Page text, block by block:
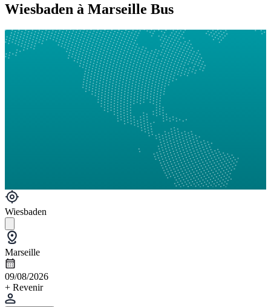
Wiesbaden à Marseille Bus
Wiesbaden
Marseille
09/08/2026
+ Revenir